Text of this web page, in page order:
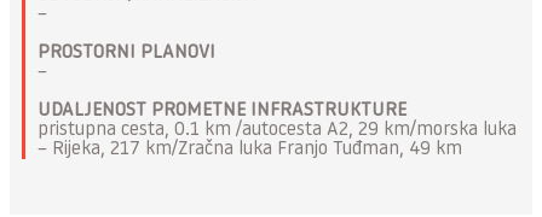
–
PROSTORNI PLANOVI
–
UDALJENOST PROMETNE INFRASTRUKTURE
pristupna cesta, 0.1 km /autocesta A2, 29 km/morska luka
– Rijeka, 217 km/Zračna luka Franjo Tuđman, 49 km